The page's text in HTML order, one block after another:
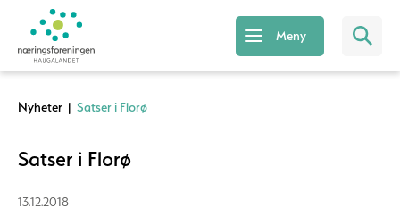
Meny
Nyheter | Satser i Florø
Satser i Florø
13.12.2018